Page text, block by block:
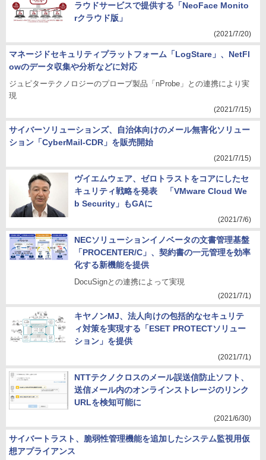
ラウドサービスで提供する「NeoFace Monito
rクラウド版」
(2021/7/20)
マネージドセキュリティプラットフォーム「LogStare」、NetFl
owのデータ収集や分析などに対応
ジュピターテクノロジーのプローブ製品「nProbe」との連携により実
現
(2021/7/15)
サイバーソリューションズ、自治体向けのメール無害化ソリュー
ション「CyberMail-CDR」を販売開始
(2021/7/15)
ヴイエムウェア、ゼロトラストをコアにしたセ
キュリティ戦略を発表 「VMware Cloud We
b Security」もGAに
(2021/7/6)
NECソリューションイノベータの文書管理基盤
「PROCENTER/C」、契約書の一元管理を効率
化する新機能を提供
DocuSignとの連携によって実現
(2021/7/1)
キヤノンMJ、法人向けの包括的なセキュリテ
ィ対策を実現する「ESET PROTECTソリュー
ション」を提供
(2021/7/1)
NTTテクノクロスのメール誤送信防止ソフト、
送信メール内のオンラインストレージのリンク
URLを検知可能に
(2021/6/30)
サイバートラスト、脆弱性管理機能を追加したシステム監視用仮
想アプライアンス